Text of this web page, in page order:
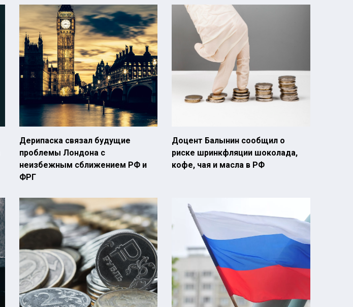
Дерипаска связал будущие
проблемы Лондона с
неизбежным сближением РФ и
ФРГ
Доцент Балынин сообщил о
риске шринкфляции шоколада,
кофе, чая и масла в РФ